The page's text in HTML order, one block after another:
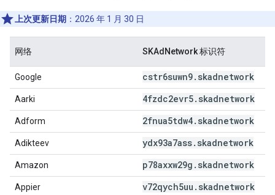
上次更新日期 ：2026 年 1 月 30 日
网络 SKAdNetwork 标识符
Google cstr6suwn9. skadnetwork
Aarki 4fzdc2evr5. skadnetwork
Adform 2fnua5tdw4. skadnetwork
Adikteev ydx93a7ass. skadnetwork
Amazon p78axxw29g . skadnetwork
Appier v72qych5uu . skadnetwork